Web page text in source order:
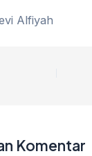
Alfiyah
Komentar